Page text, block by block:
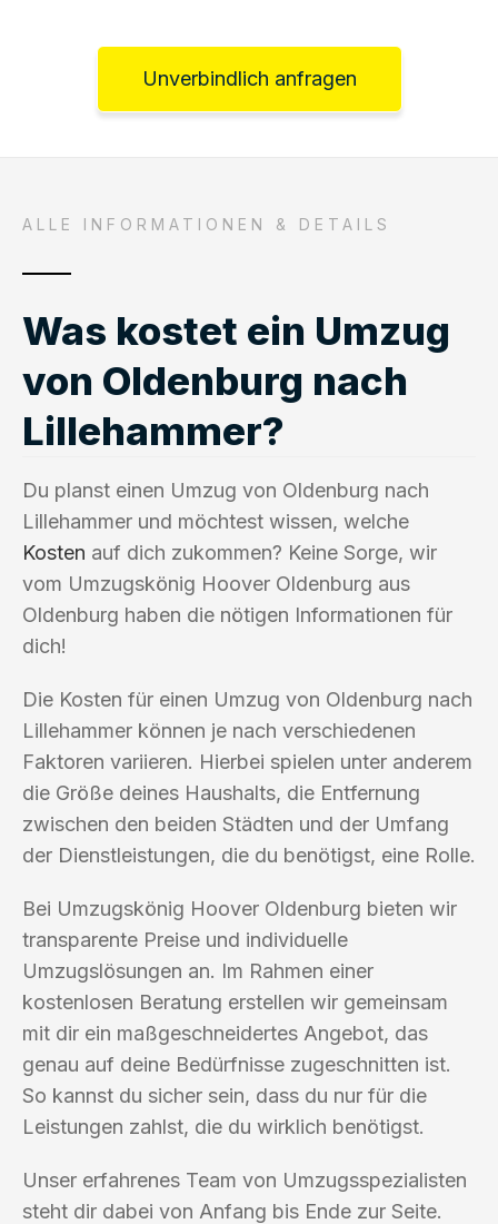
Unverbindlich anfragen
ALLE INFORMATIONEN & DETAILS
Was kostet ein Umzug
von Oldenburg nach
Lillehammer?
Du planst einen Umzug von Oldenburg nach
Lillehammer und möchtest wissen, welche
Kosten auf dich zukommen? Keine Sorge, wir
vom Umzugskönig Hoover Oldenburg aus
Oldenburg haben die nötigen Informationen für
dich!
Die Kosten für einen Umzug von Oldenburg nach
Lillehammer können je nach verschiedenen
Faktoren variieren. Hierbei spielen unter anderem
die Größe deines Haushalts, die Entfernung
zwischen den beiden Städten und der Umfang
der Dienstleistungen, die du benötigst, eine Rolle.
Bei Umzugskönig Hoover Oldenburg bieten wir
transparente Preise und individuelle
Umzugslösungen an. Im Rahmen einer
kostenlosen Beratung erstellen wir gemeinsam
mit dir ein maßgeschneidertes Angebot, das
genau auf deine Bedürfnisse zugeschnitten ist.
So kannst du sicher sein, dass du nur für die
Leistungen zahlst, die du wirklich benötigst.
Unser erfahrenes Team von Umzugsspezialisten
steht dir dabei von Anfang bis Ende zur Seite.